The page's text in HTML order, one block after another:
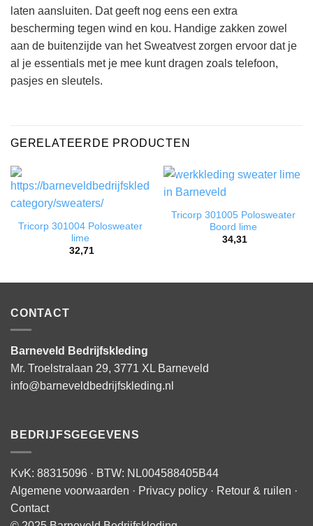
laten aansluiten. Dat geeft nog eens een extra
bescherming tegen wind en kou. Handige zakken zowel
aan de buitenzijde van het Sweatvest zorgen ervoor dat je
al je essentials met je mee kunt dragen zoals telefoon,
pasjes en sleutels.
GERELATEERDE PRODUCTEN
Tricorp 301004 Polosweater
lime
32,71
Tricorp 301005 Polosweater
Boord lime
34,31
CONTACT
Barneveld Bedrijfskleding
Mr. Troelstralaan 29, 3771 XL Barneveld
info@barneveldbedrijfskleding.nl
BEDRIJFSGEGEVENS
KvK: 88315096 · BTW: NL004588405B44
Algemene voorwaarden · Privacy policy · Retour & ruilen ·
Contact